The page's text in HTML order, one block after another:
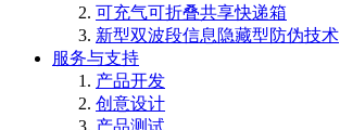
可充气可折叠共享快递箱
新型双波段信息隐藏型防伪技术
服务与支持
产品开发
创意设计
产品测试